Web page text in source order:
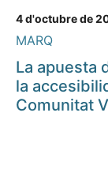
4 d'octubre de
MARQ
La apuesta
la
Comunitat